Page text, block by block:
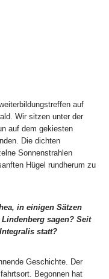
auf
Wir sitzen unter der
auf dem gekiesten
Die dichten
Sonnenstrahlen
Hügel rundherum zu
in einigen Sätzen
sagen? Seit
statt?
Geschichte. Der
Begonnen hat